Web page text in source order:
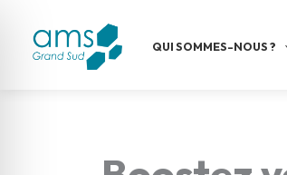
QUI SOMMES-NOUS ?